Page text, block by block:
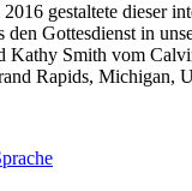
gestaltete dieser
den Gottesdienst in
Kathy Smith vom
Rapids, Michigan,